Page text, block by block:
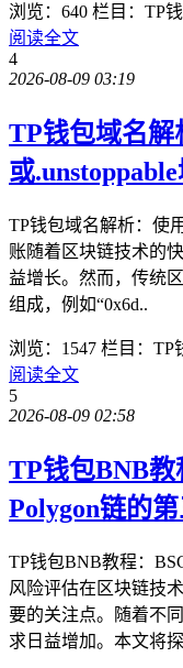
浏览：640 栏目：TP
阅读全文
4
2026-08-09 03:19
TP钱包域名解
或
TP钱包域名解析：使
账随着区块链技术的
益增长。然而，传统
组成，例如“0x6d..
浏览：1547 栏目：TP
阅读全文
5
2026-08-09 02:58
TP钱包BNB教
Polygon链的
TP钱包BNB教程：
风险评估在区块链技
要的关注点。随着不
求日益增加。本文将